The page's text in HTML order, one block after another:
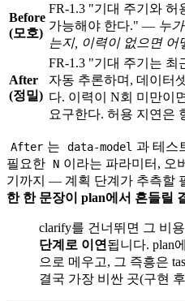
Before
(모호)
FR-1.3 "기대 주기와 허
가능해야 한다." — 누
는지, 이력이 없으면 어
After
(정밀)
FR-1.3 "기대 주기는 최
자동 추론하며, 데이터
다. 이력이 N회 미만이
요구한다. 허용 지연은
After 는 data-model 과 테스
필요한
N 이라는 파라미터, 오
기까지 — 계획 단계가 추측할
한 한 문장이 plan에서 흔들릴
clarify를 건너뛰면 그 비
단계로 이연 됩니다. plan
으로 메우고, 그 즉흥은
결국 가장 비싼 곳(구현